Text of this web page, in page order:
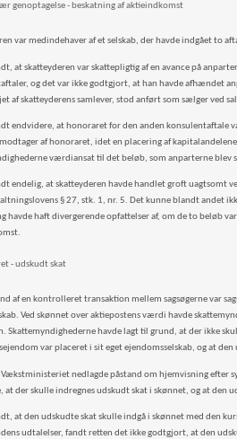
genoptagelse - beskatning af aktieindkomst
var medindehaver af et selskab, der havde indgået to
at skatteyderen var skattepligtig af en avance på
og det var ikke godtgjort, at han havde afhændet
af skatteyderens samlever, stod anført som sælger ved
endvidere, at honoraret for den anden konsulentaftale
af honoraret, idet en placering af
værdiansat til det beløb, som anparterne
endelig, at skatteyderen havde handlet groft uagtsomt
§ 27, stk. 1, nr. 5. Det kunne blandt andet
havde haft divergerende opfattelser af, om de to beløb
- udskudt skat
af en kontrolleret transaktion mellem sagsøgerne var
Ved skønnet over aktiepostens værdi havde
Skattemyndighederne havde lagt til grund, at der ikke
var placeret i sit eget ejendomsselskab, og at
Vækstministeriet nedlagde påstand om hjemvisning efter
at der skulle indregnes udskudt skat i skønnet, og at den
at den udskudte skat skulle indgå i skønnet med den
udtalelser, fandt retten det ikke godtgjort, at den